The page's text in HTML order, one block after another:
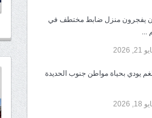
يفجرون منزل ضابط مختطف في
...
2026
لغم يودي بحياة مواطن جنوب الحديدة
2026